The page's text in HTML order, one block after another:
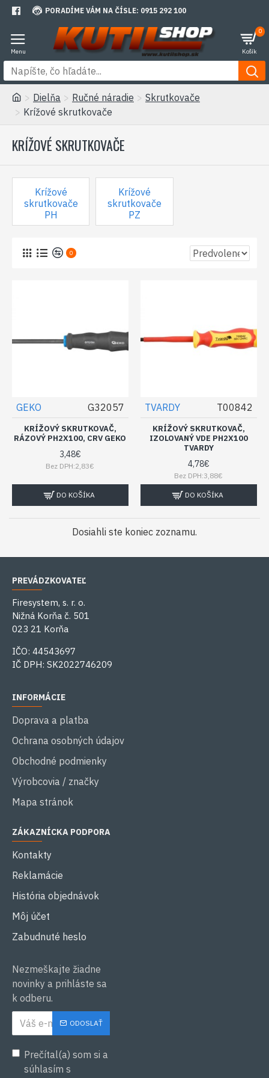
PORADÍME VÁM NA ČÍSLE: 0915 292 100
0
Dielňa Ručné náradie
Skrutkovače
Krížové skrutkovače
KRÍŽOVÉ SKRUTKOVAČE
Krížové
skrutkovače
PH
Krížové
skrutkovače
PZ
0
GEKO G32057
KRÍŽOVÝ SKRUTKOVAČ,
RÁZOVÝ PH2X100, CRV GEKO
3,48€
Bez DPH:2,83€
DO KOŠÍKA
TVARDY T00842
KRÍŽOVÝ SKRUTKOVAČ,
IZOLOVANÝ VDE PH2X100
TVARDY
4,78€
Bez DPH:3,88€
DO KOŠÍKA
Dosiahli ste koniec zoznamu.
PREVÁDZKOVATEĽ
Firesystem, s. r. o.
Nižná Korňa č. 501
023 21 Korňa
IČO: 44543697
IČ DPH: SK2022746209
INFORMÁCIE
Doprava a platba
Ochrana osobných údajov
Obchodné podmienky
Výrobcovia / značky
Mapa stránok
ZÁKAZNÍCKA PODPORA
Kontakty
Reklamácie
História objednávok
Môj účet
Zabudnuté heslo
Nezmeškajte žiadne
novinky a prihláste sa
k odberu.
ODOSLAŤ
Prečítal(a) som si a
súhlasím s